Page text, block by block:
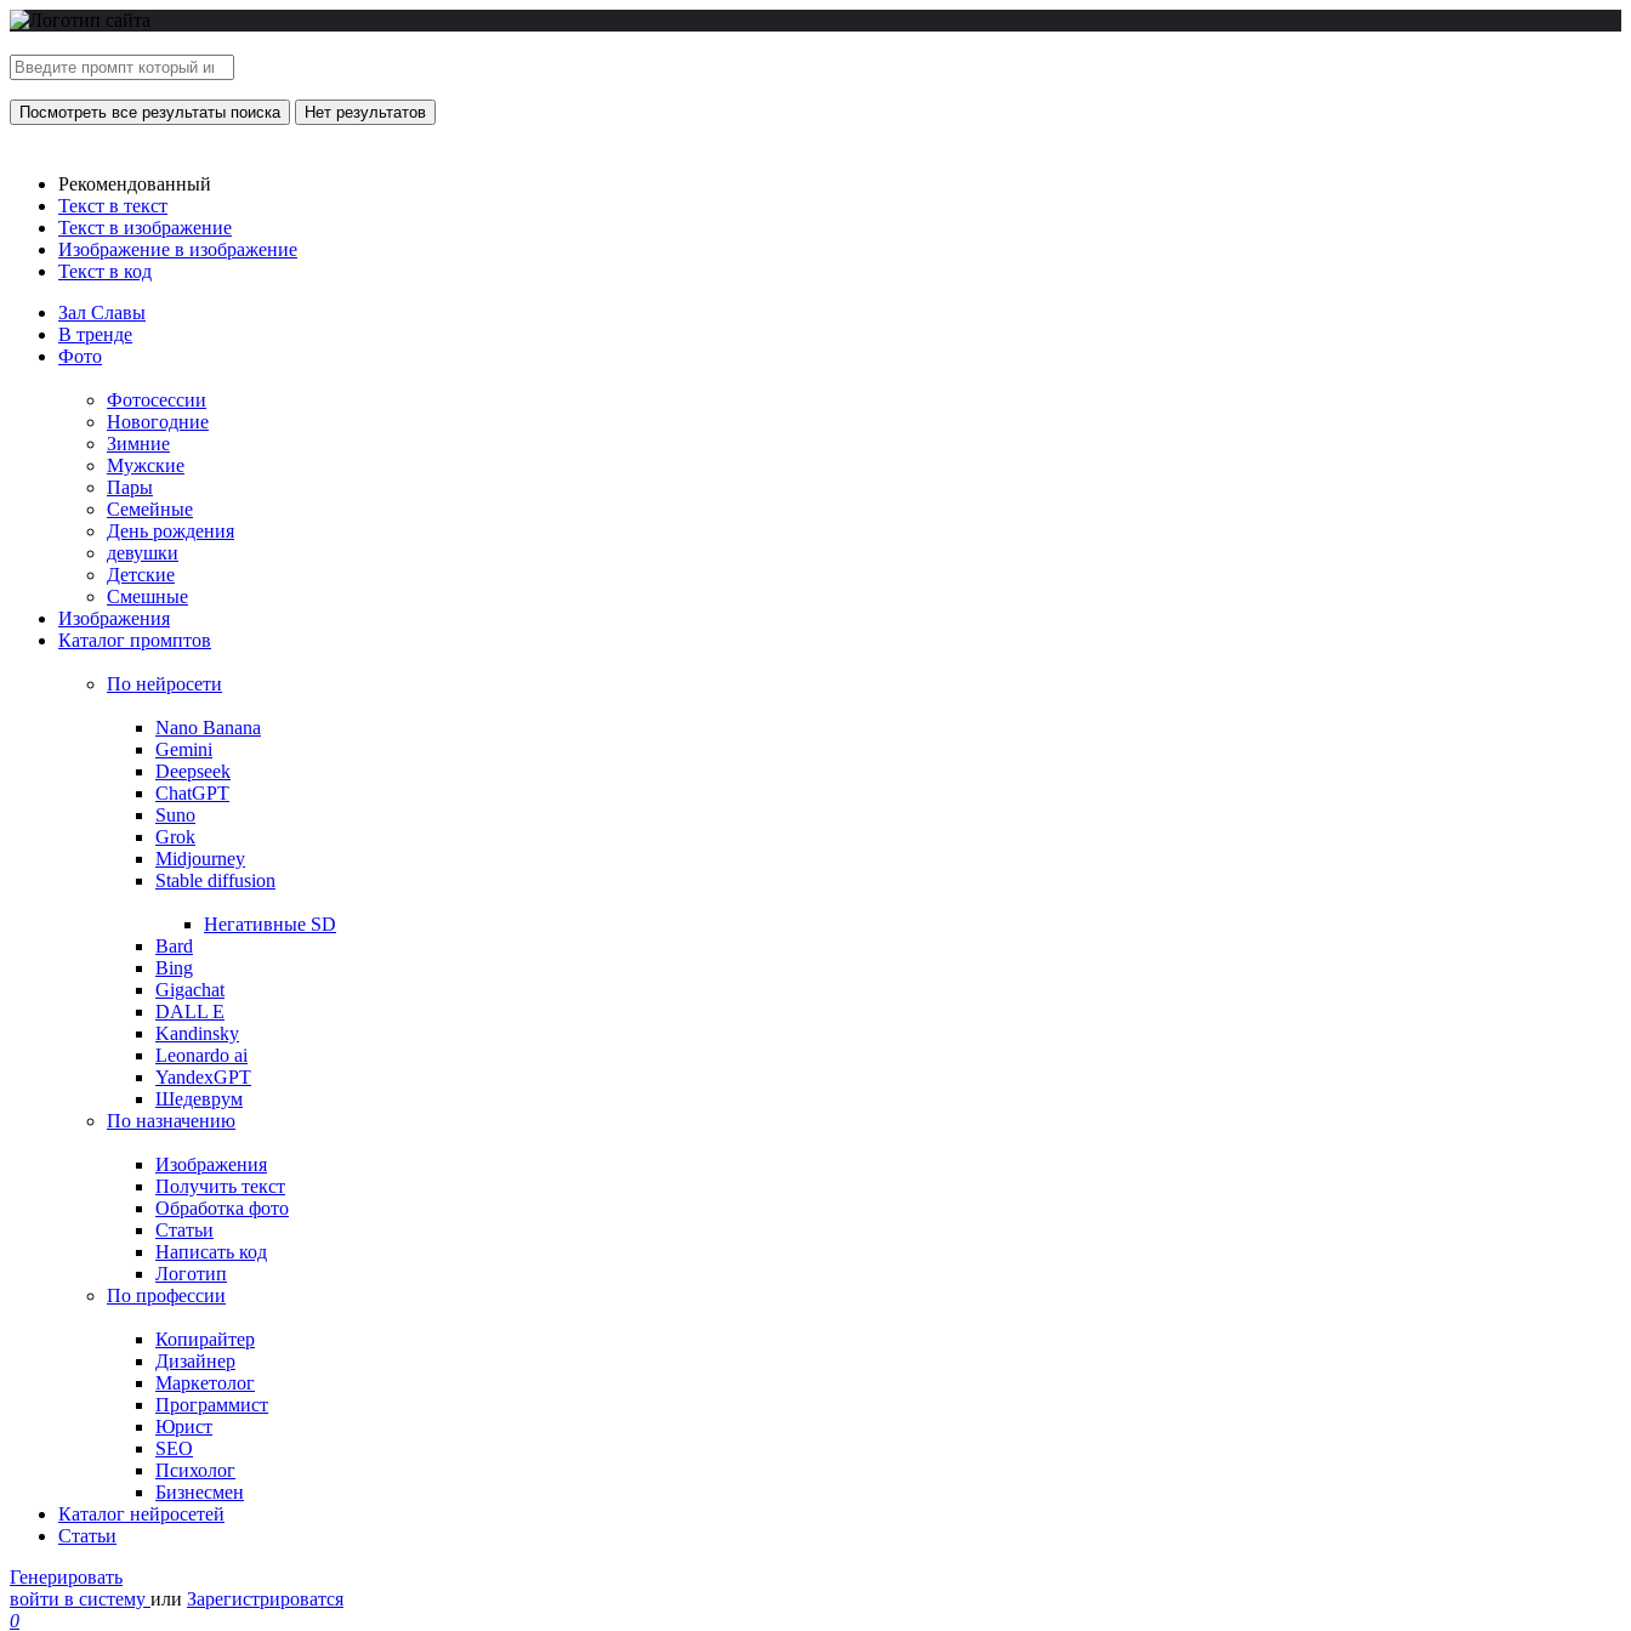
Посмотреть все результаты поиска Нет результатов
Рекомендованный
Текст в текст
Текст в изображение
Изображение в изображение
Текст в код
Зал Славы
В тренде
Фото
Фотосессии
Новогодние
Зимние
Мужские
Пары
Семейные
День рождения
девушки
Детские
Смешные
Изображения
Каталог промптов
По нейросети
Nano Banana
Gemini
Deepseek
ChatGPT
Suno
Grok
Midjourney
Stable diffusion
Негативные SD
Bard
Bing
Gigachat
DALL E
Kandinsky
Leonardo ai
YandexGPT
Шедеврум
По назначению
Изображения
Получить текст
Обработка фото
Статьи
Написать код
Логотип
По профессии
Копирайтер
Дизайнер
Маркетолог
Программист
Юрист
SEO
Психолог
Бизнесмен
Каталог нейросетей
Статьи
Генерировать
войти в систему или Зарегистрироватся
0